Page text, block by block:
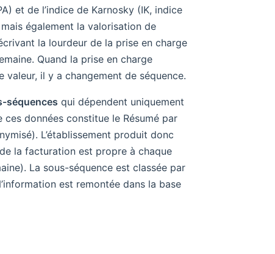
et de l’indice de Karnosky (IK, indice
également la valorisation de
la lourdeur de la prise en charge
Quand la prise en charge
valeur, il y a changement de séquence.
séquences qui dépendent uniquement
données constitue le Résumé par
L’établissement produit donc
la facturation est propre à chaque
La sous-séquence est classée par
est remontée dans la base